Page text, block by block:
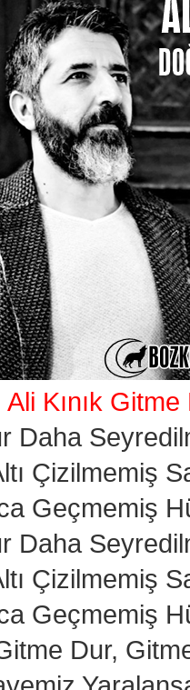
Ali Kınık Gitme
Daha
Çizilmemiş
Geçmemiş
Daha
Çizilmemiş
Geçmemiş
Dur,